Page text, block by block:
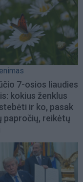
7-osios liaudies
kokius ženklus
ir ko, pasak
papročių, reikėtų